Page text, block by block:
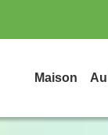
Maison